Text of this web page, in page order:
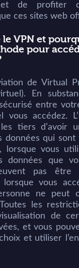
et de profiter
ces sites web
le VPN et
pour
de Virtual
En
entre
vous accédez.
tiers d’avoir
données qui sont
lorsque vous
données que
pas être
lorsque vous
ne peut
les
de
et vous
et utiliser